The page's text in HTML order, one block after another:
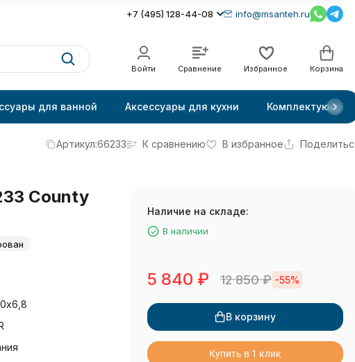
+7 (495) 128-44-08 info@msanteh.ru
Войти Сравнение Избранное Корзина
для ванной Аксессуары для кухни Комплектующие
Артикул:66233 К сравнению В избранное
County
Наличие на складе:
В наличии
5 840 ₽ 12 850₽ -55%
В корзину
Купить в 1 клик